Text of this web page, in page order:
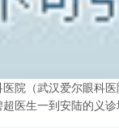
院（武汉爱尔眼科
医生一到安陆的义诊